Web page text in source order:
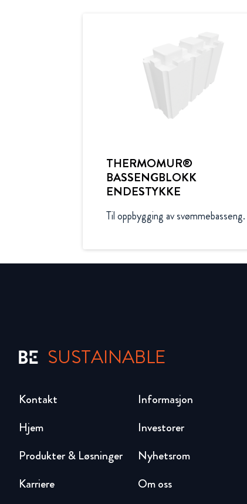
THERMOMUR®
BASSENGBLOKK
ENDESTYKKE
Til oppbygging av svømmebasseng.
SUSTAINABLE
Hjem
Produkter & Løsninger
Karriere
Investorer
Nyhetsrom
Om oss
Kontakt Informasjon